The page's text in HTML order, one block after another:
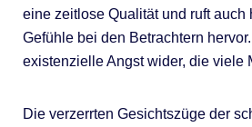
eine zeitlose Qualität und ruft auch
Gefühle bei den Betrachtern
existenzielle Angst wider, die viele
Die verzerrten Gesichtszüge der